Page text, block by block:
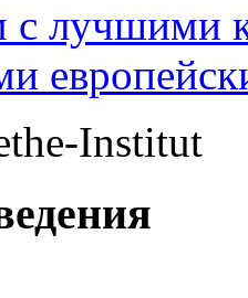
с лучшими
Institut